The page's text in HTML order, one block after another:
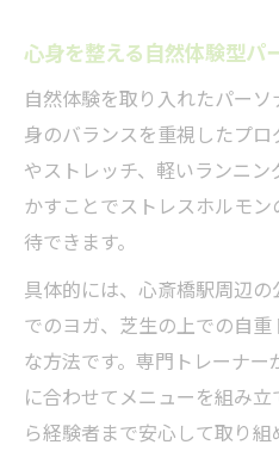
リラクゼーション
日常に取り入れる
ニング方法
アウトドア活動向きの
アウトドア派に最
自然体験を活かす
プ
登山やクライミン
レーニング
心身を整える自然体験型パ
自然体験を取り入れたパー
身のバランスを重視したプ
やストレッチ、軽いランニ
かすことでストレスホルモ
待できます。
具体的には、心斎橋駅周辺
でのヨガ、芝生の上での自
な方法です。専門トレーナ
に合わせてメニューを組み
ら経験者まで安心して取り組